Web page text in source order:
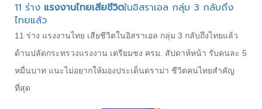
11 ร่าง แรงงานไทยเสียชีวิตในอิสราเอล กลุ่ม 3 กลับถึง
ไทยแล้ว
11 ร่าง แรงงานไทย เสียชีวิตในอิสราเอล กลุ่ม 3 กลับถึงไทยแล้ว
ด้านปลัดกระทรวงแรงงาน เตรียมชง ครม. สัปดาห์หน้า รับคนละ 5
หมื่นบาท แนะไม่อยากให้มองประเด็นดราม่า ชีวิตคนไทยสำคัญ
ที่สุด